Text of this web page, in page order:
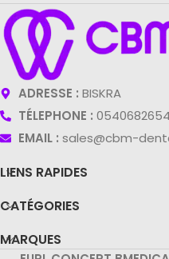
ADRESSE : BISKRA
TÉLEPHONE : 0540682654
EMAIL : sales@cbm-
LIENS RAPIDES
CATÉGORIES
MARQUES